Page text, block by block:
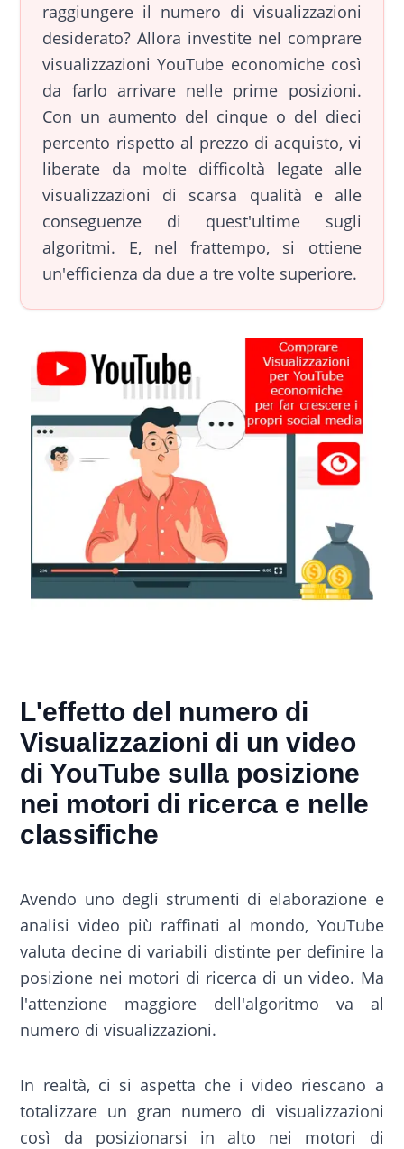
raggiungere il numero di visualizzazioni
desiderato? Allora investite nel comprare
visualizzazioni YouTube economiche così
da farlo arrivare nelle prime posizioni.
Con un aumento del cinque o del dieci
percento rispetto al prezzo di acquisto, vi
liberate da molte difficoltà legate alle
visualizzazioni di scarsa qualità e alle
conseguenze di quest'ultime sugli
algoritmi. E, nel frattempo, si ottiene
un'efficienza da due a tre volte superiore.
L'effetto del numero di
Visualizzazioni di un video
di YouTube sulla posizione
nei motori di ricerca e nelle
classifiche
Avendo uno degli strumenti di elaborazione e
analisi video più raffinati al mondo, YouTube
valuta decine di variabili distinte per definire la
posizione nei motori di ricerca di un video. Ma
l'attenzione maggiore dell'algoritmo va al
numero di visualizzazioni.
In realtà, ci si aspetta che i video riescano a
totalizzare un gran numero di visualizzazioni
così da posizionarsi in alto nei motori di